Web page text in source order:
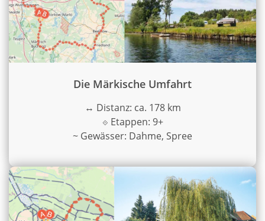
Die Märkische Umfahrt
↔ Distanz: ca. 178 km
⟐ Etappen: 9+
~ Gewässer: Dahme, Spree